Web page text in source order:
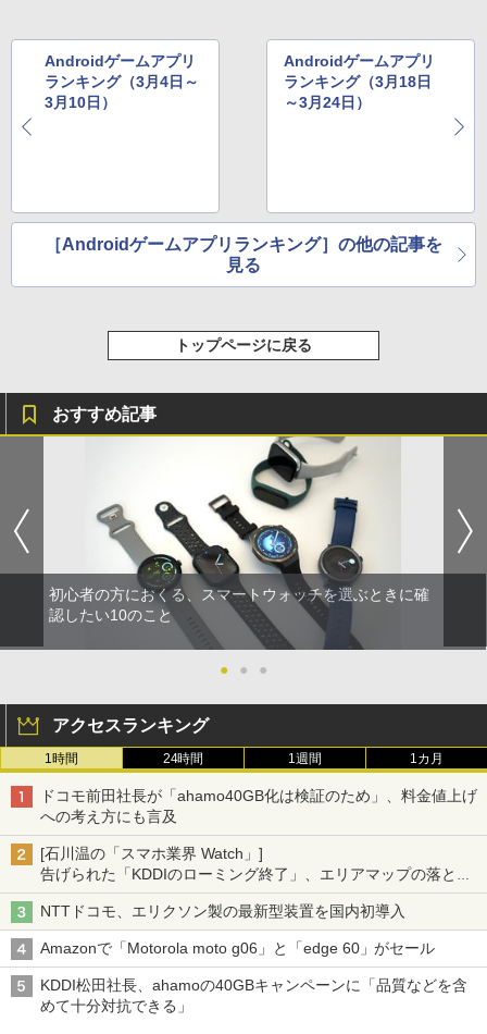
Androidゲームアプリ
ランキング（3月4日～
3月10日）
Androidゲームアプリ
ランキング（3月18日
～3月24日）
［Androidゲームアプリランキング］の他の記事を
見る
トップページに戻る
おすすめ記事
初心者の方におくる、スマートウォッチを選ぶときに確
認したい10のこと
● ● ●
アクセスランキング
1時間 24時間 1週間 1カ月
ドコモ前田社長が「ahamo40GB化は検証のため」、料金値上げ
への考え方にも言及
[石川温の「スマホ業界 Watch」]
告げられた「KDDIのローミング終了」、エリアマップの落とし
穴と楽天モバイルの課題
NTTドコモ、エリクソン製の最新型装置を国内初導入
Amazonで「Motorola moto g06」と「edge 60」がセール
KDDI松田社長、ahamoの40GBキャンペーンに「品質などを含
めて十分対抗できる」